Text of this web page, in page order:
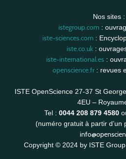
Nos sites :
istegroup.com:
iste-sciences.com:
iste.co.uk :
iste-international.es:
openscience.fr: revues
ISTE OpenScience 27-37 St
4EU –
Tel : 0044 208 879 4580
(numéro gratuit à partir d’un
Copyright © 2024 by ISTE